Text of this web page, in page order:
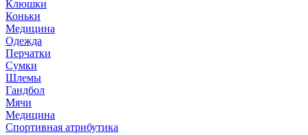
Клюшки
Коньки
Медицина
Одежда
Перчатки
Сумки
Шлемы
Гандбол
Мячи
Медицина
Спортивная атрибутика